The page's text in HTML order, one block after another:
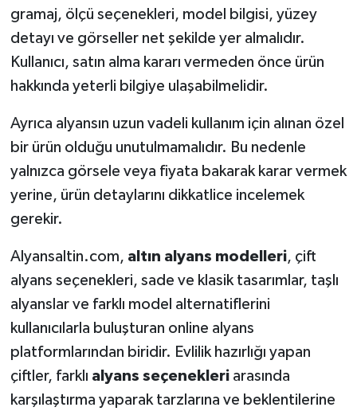
gramaj, ölçü seçenekleri, model bilgisi, yüzey
detayı ve görseller net şekilde yer almalıdır.
Kullanıcı, satın alma kararı vermeden önce ürün
hakkında yeterli bilgiye ulaşabilmelidir.
Ayrıca alyansın uzun vadeli kullanım için alınan özel
bir ürün olduğu unutulmamalıdır. Bu nedenle
yalnızca görsele veya fiyata bakarak karar vermek
yerine, ürün detaylarını dikkatlice incelemek
gerekir.
Alyansaltin.com, altın alyans modelleri, çift
alyans seçenekleri, sade ve klasik tasarımlar, taşlı
alyanslar ve farklı model alternatiflerini
kullanıcılarla buluşturan online alyans
platformlarından biridir. Evlilik hazırlığı yapan
çiftler, farklı alyans seçenekleriarasında
karşılaştırma yaparak tarzlarına ve beklentilerine